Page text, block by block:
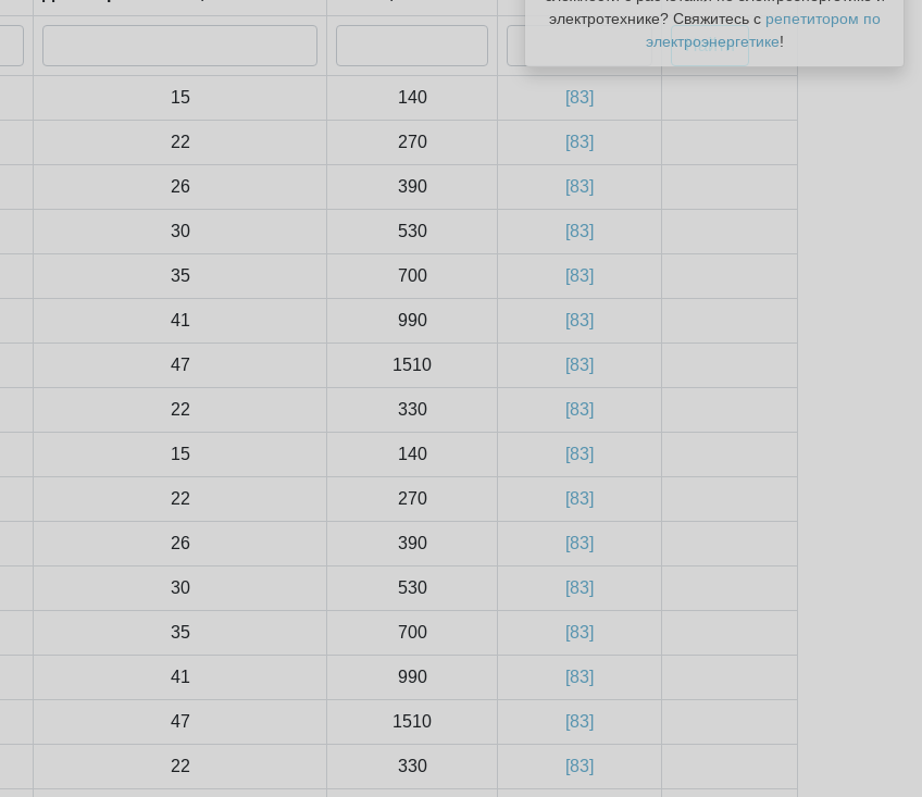
электротехнике? Свяжитесь с репетитором по
электроэнергетике!
15 140 [83]
22 270 [83]
26 390 [83]
30 530 [83]
35 700 [83]
41 990 [83]
47 1510 [83]
22 330 [83]
15 140 [83]
22 270 [83]
26 390 [83]
30 530 [83]
35 700 [83]
41 990 [83]
47 1510 [83]
22 330 [83]